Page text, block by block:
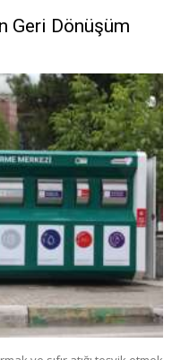
Geri Dönüşüm